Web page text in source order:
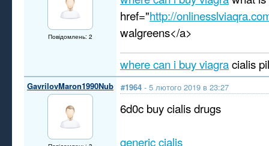
Повідомлень: 2
href="http://
walgreens</a>
where can i buy viagracialis
GavrilovMaron1990Nub #1964 - 5 лютого 2019 в 23:27
6d0c buy cialis drugs
generic cialis